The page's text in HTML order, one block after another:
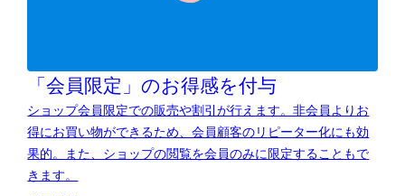
「会員限定」のお得感を付与
ショップ会員限定での販売や割引が行えます。非会員よりお
得にお買い物ができるため、会員顧客のリピーター化にも効
果的。また、ショップの閲覧を会員のみに限定することもで
きます。